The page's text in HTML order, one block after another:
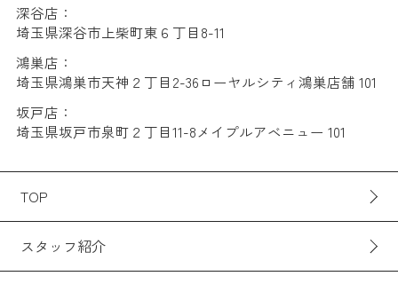
深谷店：
埼玉県深谷市上柴町東６丁目8-11
鴻巣店：
埼玉県鴻巣市天神２丁目2-36ローヤルシティ鴻巣店舗 101
坂戸店：
埼玉県坂戸市泉町２丁目11-8メイプルアベニュー 101
TOP
スタッフ紹介